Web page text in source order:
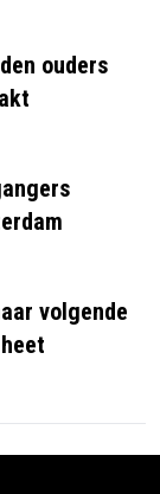
ouders
volgende